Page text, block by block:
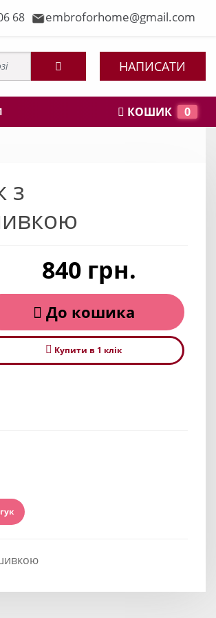
68 embroforhome@gmail.com
НАПИСАТИ
КОШИК 0
з
840 грн.
До кошика
Купити в 1 клiк